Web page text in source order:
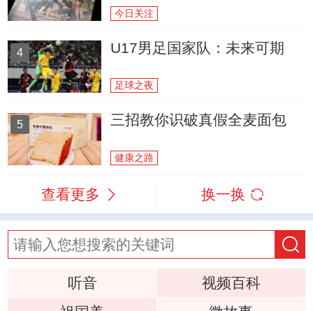
今日关注
4 U17男足国家队：未来可期
足球之夜
5 三招教你识破真假全麦面包
健康之路
查看更多 换一换
听音
视频百科